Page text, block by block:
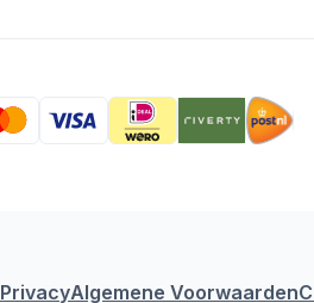
PrivacyAlgemene Voorwaarden